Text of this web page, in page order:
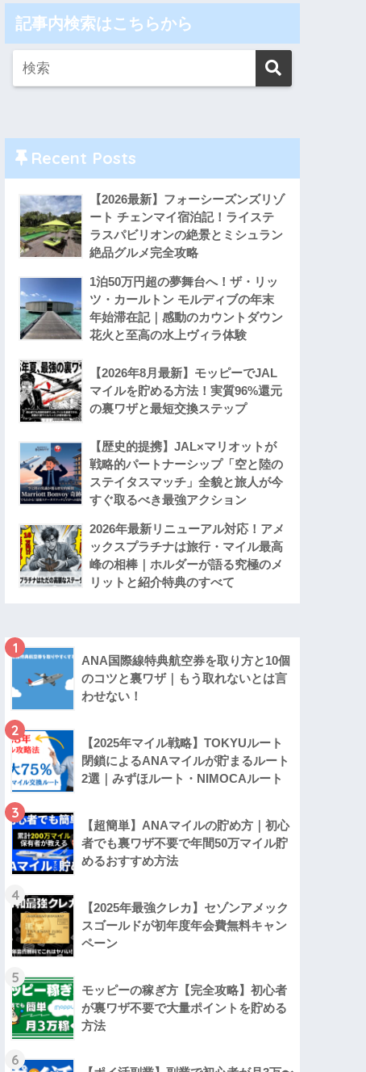
記事内検索はこちらから
Recent Posts
【2026最新】フォーシーズンズリゾ
ート チェンマイ宿泊記！ライステ
ラスパビリオンの絶景とミシュラン
絶品グルメ完全攻略
1泊50万円超の夢舞台へ！ザ・リッ
ツ・カールトン モルディブの年末
年始滞在記｜感動のカウントダウン
花火と至高の水上ヴィラ体験
【2026年8月最新】モッピーでJAL
マイルを貯める方法！実質96%還元
の裏ワザと最短交換ステップ
【歴史的提携】JAL×マリオットが
戦略的パートナーシップ「空と陸の
ステイタスマッチ」全貌と旅人が今
すぐ取るべき最強アクション
2026年最新リニューアル対応！アメ
ックスプラチナは旅行・マイル最高
峰の相棒｜ホルダーが語る究極のメ
リットと紹介特典のすべて
1
ANA国際線特典航空券を取り方と10個
のコツと裏ワザ｜もう取れないとは言
わせない！
2
【2025年マイル戦略】TOKYUルート
閉鎖によるANAマイルが貯まるルート
2選｜みずほルート・NIMOCAルート
3
【超簡単】ANAマイルの貯め方｜初心
者でも裏ワザ不要で年間50万マイル貯
めるおすすめ方法
4
【2025年最強クレカ】セゾンアメック
スゴールドが初年度年会費無料キャン
ペーン
5
モッピーの稼ぎ方【完全攻略】初心者
が裏ワザ不要で大量ポイントを貯める
方法
6